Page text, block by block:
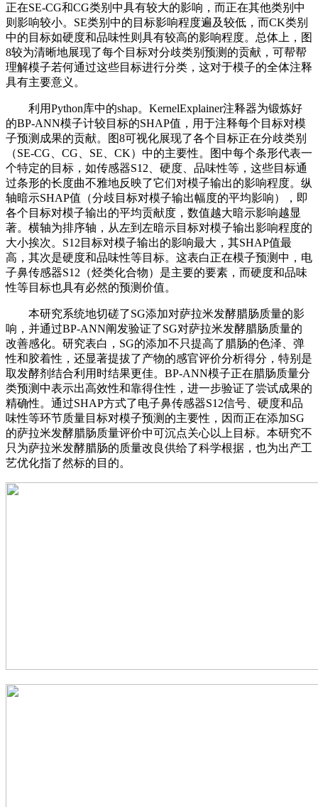
正在SE-CG和CG类别中具有较大的影响，而正在其他类别中
则影响较小。SE类别中的目标影响程度遍及较低，而CK类别
中的目标如硬度和品味性则具有较高的影响程度。总体上，图
8较为清晰地展现了每个目标对分歧类别预测的贡献，可帮帮
理解模子若何通过这些目标进行分类，这对于模子的全体注释
具有主要意义。
利用Python库中的shap。KernelExplainer注释器为锻炼好
的BP-ANN模子计较目标的SHAP值，用于注释每个目标对模
子预测成果的贡献。图8可视化展现了各个目标正在分歧类别
（SE-CG、CG、SE、CK）中的主要性。图中每个条形代表一
个特定的目标，如传感器S12、硬度、品味性等，这些目标通
过条形的长度曲不雅地反映了它们对模子输出的影响程度。纵
轴暗示SHAP值（分歧目标对模子输出幅度的平均影响），即
各个目标对模子输出的平均贡献度，数值越大暗示影响越显
著。横轴为排序轴，从左到左暗示目标对模子输出影响程度的
大小挨次。S12目标对模子输出的影响最大，其SHAP值最
高，其次是硬度和品味性等目标。这表白正在模子预测中，电
子鼻传感器S12（烃类化合物）是主要的要素，而硬度和品味
性等目标也具有必然的预测价值。
本研究系统地切磋了SG添加对萨拉米发酵腊肠质量的影
响，并通过BP-ANN阐发验证了SG对萨拉米发酵腊肠质量的
改善感化。研究表白，SG的添加不只提高了腊肠的色泽、弹
性和胶着性，还显著提拔了产物的感官评价分析得分，特别是
取发酵剂结合利用时结果更佳。BP-ANN模子正在腊肠质量分
类预测中表示出高效性和靠得住性，进一步验证了尝试成果的
精确性。通过SHAP方式了电子鼻传感器S12信号、硬度和品
味性等环节质量目标对模子预测的主要性，因而正在添加SG
的萨拉米发酵腊肠质量评价中可沉点关心以上目标。本研究不
只为萨拉米发酵腊肠的质量改良供给了科学根据，也为出产工
艺优化指了然标的目的。